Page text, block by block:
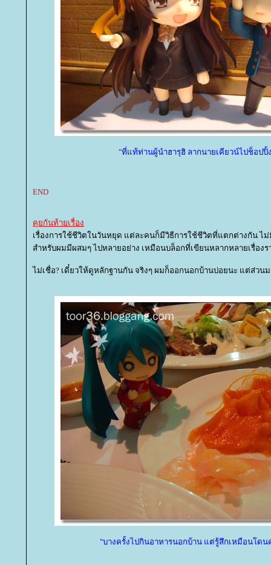
"ที่แท้ท่านผู้นำฮารุฮิ ลากนายเคียวน์ไปช็อปปิ้
END
คุยกันท้ายเรื่อง
เรื่องการใช้ชีวิตในวันหยุด แต่ละคนก็มีวิธีการใช้ชีวิตที่แตกต่างกัน
สำหรับผมมีผสมๆ ไปหลายอย่าง เหมือนบล็อกที่เขียนหลากหลายเรื่องร
ไม่เชื่อ? เดี๋ยวให้ดูหลักฐานกัน จริงๆ ผมก็ออกนอกบ้านบ่อยนะ แต่ส่วน
"บางครั้งไปกินอาหารนอกบ้าน แต่รู้สึกเหมือนโด